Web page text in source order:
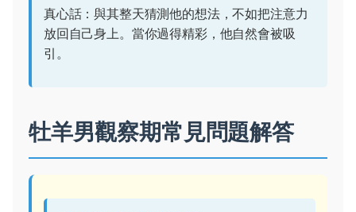
真心話：與其整天猜測他的想法，不如把注意力
放回自己身上。當你過得精彩，他自然會被吸
引。
牡羊男觀察期常見問題解答